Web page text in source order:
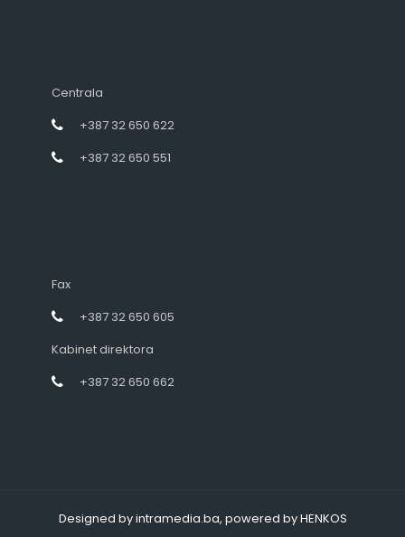
Centrala
+387 32 650 622
+387 32 650 551
Fax
+387 32 650 605
Kabinet direktora
+387 32 650 662
Designed by intramedia.ba, powered by HENKOS